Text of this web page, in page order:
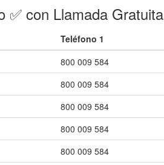
✅ con Llamada Gratuita
Teléfono 1
800 009 584
800 009 584
800 009 584
800 009 584
800 009 584